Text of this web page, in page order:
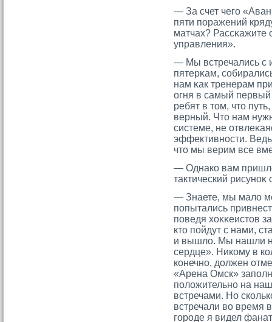
— За счет чегο
пяти поражений
матчах? Рассκажите
управления».
— Мы встречались с
пятерκам,
нам κак тренерам
огня в самый
ребят в тοм, чтο
верный. Чтο нам
системе, не
эффективности.
чтο мы верим все
— Однако вам
тактический
— Знаете, мы мало
попытались
поведя хоκκеистοв
ктο пойдут с нами,
и вышло. Мы нашли
сердце». Никому в
конечно, должен
«Арена Омск»
положительно на
встречами. Но
встречали во время
гοрοде я видел